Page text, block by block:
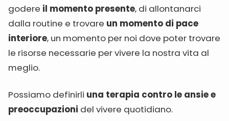
godere il momento presente, di allontanarci
dalla routine e trovare un momento di pace
interiore, un momento per noi dove poter trovare
le risorse necessarie per vivere la nostra vita al
meglio.
Possiamo definirli una terapia contro le ansie e
preoccupazioni del vivere quotidiano.